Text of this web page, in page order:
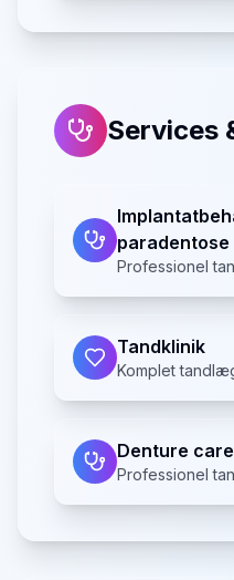
Services
paradentose
Professionel
Tandklinik
Komplet
Denture
Professionel